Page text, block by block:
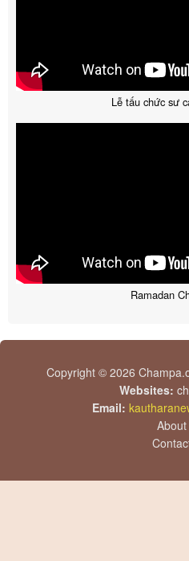
Lễ tấu chức sư
Ramadan
Copyright © 2026
Websites:
Email: